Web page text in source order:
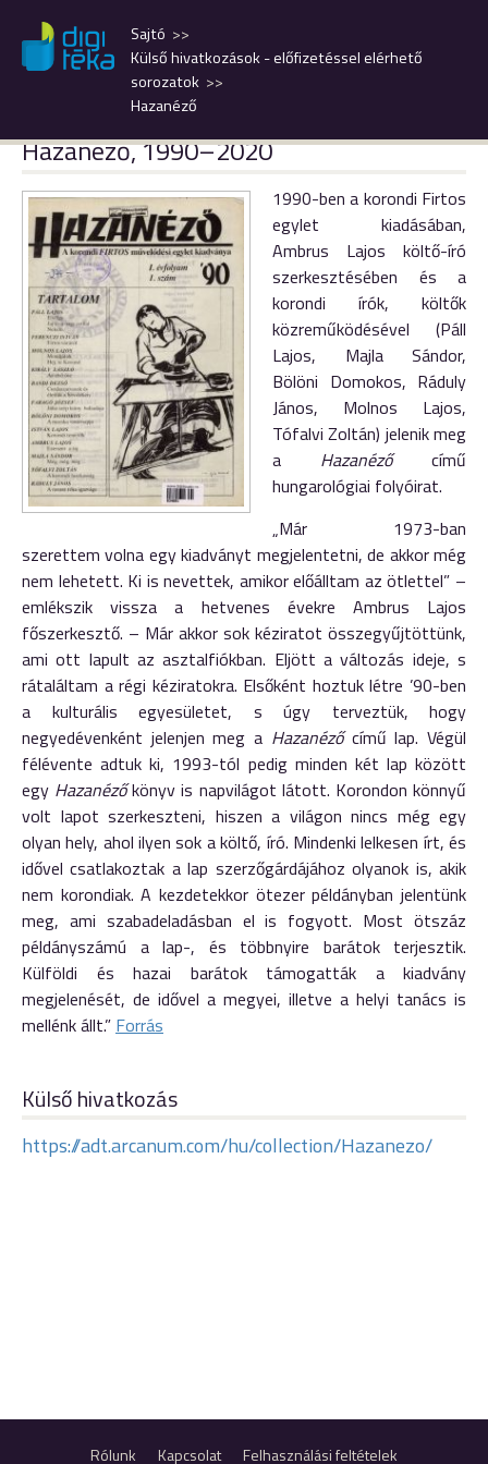
Hazanéző
Külső hivatkozások - előfizetéssel elérhető
sorozatok
Sajtó
Hazanéző, 1990–2020
1990-ben a korondi Firtos
egylet kiadásában,
Ambrus Lajos költő-író
szerkesztésében és a
korondi írók, költők
közreműködésével (Páll
Lajos, Majla Sándor,
Bölöni Domokos, Ráduly
János, Molnos Lajos,
Tófalvi Zoltán) jelenik meg
a Hazanézőcímű
hungarológiai folyóirat.
„Már 1973-ban
szerettem volna egy kiadványt megjelentetni, de akkor még
nem lehetett. Ki is nevettek, amikor előálltam az ötlettel” –
emlékszik vissza a hetvenes évekre Ambrus Lajos
főszerkesztő. – Már akkor sok kéziratot összegyűjtöttünk,
ami ott lapult az asztalfiókban. Eljött a változás ideje, s
rátaláltam a régi kéziratokra. Elsőként hoztuk létre ’90-ben
a kulturális egyesületet, s úgy terveztük, hogy
negyedévenként jelenjen meg a Hazanézőcímű lap. Végül
félévente adtuk ki, 1993-tól pedig minden két lap között
egy Hazanézőkönyv is napvilágot látott. Korondon könnyű
volt lapot szerkeszteni, hiszen a világon nincs még egy
olyan hely, ahol ilyen sok a költő, író. Mindenki lelkesen írt, és
idővel csatlakoztak a lap szerzőgárdájához olyanok is, akik
nem korondiak. A kezdetekkor ötezer példányban jelentünk
meg, ami szabadeladásban el is fogyott. Most ötszáz
példányszámú a lap-, és többnyire barátok terjesztik.
Külföldi és hazai barátok támogatták a kiadvány
megjelenését, de idővel a megyei, illetve a helyi tanács is
mellénk állt.” Forrás
Külső hivatkozás
https://adt.arcanum.com/hu/collection/Hazanezo/
Rólunk Kapcsolat Felhasználási feltételek